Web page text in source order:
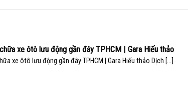
xe ôtô lưu động gần đây TPHCM | Gara Hiếu thảo
xe ôtô lưu động gần đây TPHCM | Gara Hiếu thảo Dịch [...]